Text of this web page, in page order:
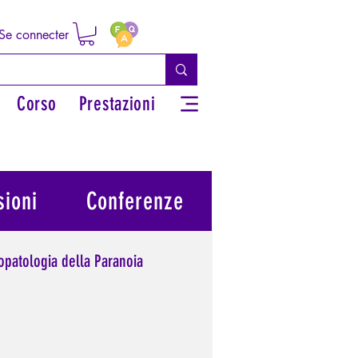
connecter
Corso Prestazioni
della Paranoia
Conferenze